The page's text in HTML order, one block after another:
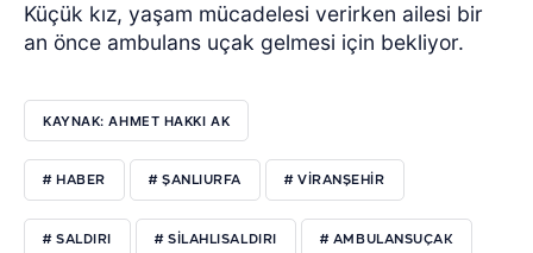
Küçük kız, yaşam mücadelesi verirken ailesi bir
an önce ambulans uçak gelmesi için bekliyor.
KAYNAK: AHMET HAKKI AK
# HABER # ŞANLIURFA # VIRANŞEHIR
# SALDIRI # SILAHLISALDIRI # AMBULANSUÇAK